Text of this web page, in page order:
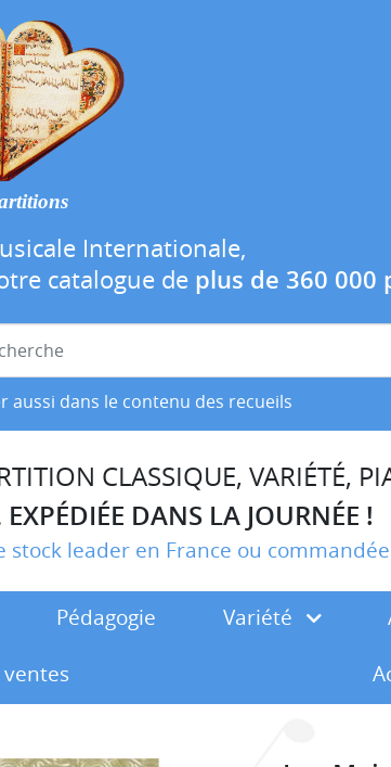
Internationale,
catalogue de plus de 360 000
aussi dans le contenu des recueils
CLASSIQUE, VARIÉTÉ,
EXPÉDIÉE DANS LA JOURNÉE !
stock leader en France ou
Pédagogie Variété